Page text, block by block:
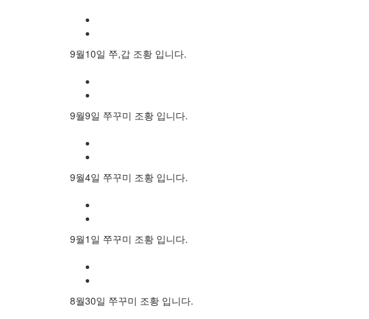
9월10일 쭈,갑 조황 입니다.
9월9일 쭈꾸미 조황 입니다.
9월4일 쭈꾸미 조황 입니다.
9월1일 쭈꾸미 조황 입니다.
8월30일 쭈꾸미 조황 입니다.